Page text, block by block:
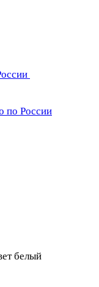
по России
белый